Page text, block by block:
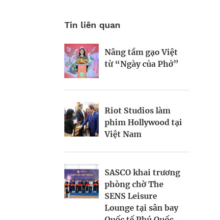
Tin liên quan
Nâng tầm gạo Việt
từ “Ngày của Phở”
Riot Studios làm
phim Hollywood tại
Việt Nam
SASCO khai trương
phòng chờ The
SENS Leisure
Lounge tại sân bay
SPONSORED
| Brand
Contributor
Thương hiệu
đầu tiên tại Việt
Nam
tưởng cho du lịch
nha khoa
MARKET PLACE
SPONSORED
| Brand
Contributor
Trải nghiệm mùa
hàng đầu Việt Nam
cung cấp dịch vụ tổ
chức đám cưới
không rác thải